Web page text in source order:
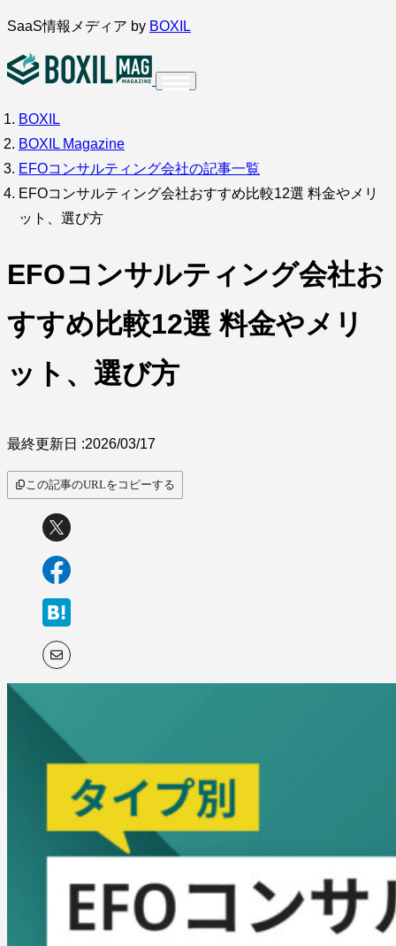
内
を
キ
ッ
プ
SaaS情報メディア by BOXIL
インタビュー
サービス比較 キーワードから探す
SaaS情報メディア by
BOXIL
BOXIL Magazine
EFOコンサルティング会社の記事一覧
EFOコンサルティング会社おすすめ比較12選 料金やメリ
ット、選び方
EFOコンサルティング会社お
すすめ比較12選 料金やメリ
ット、選び方
最終更新日 :2026/03/17
この記事のURLをコピーする